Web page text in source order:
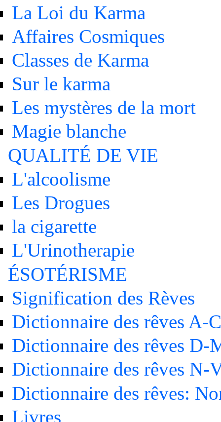
La Loi du Karma
Affaires Cosmiques
Classes de Karma
Sur le karma
Les mystères de la mort
Magie blanche
QUALITÉ DE VIE
L'alcoolisme
Les Drogues
la cigarette
L'Urinotherapie
ÉSOTÉRISME
Signification des Rèves
Dictionnaire des rêves A-C
Dictionnaire des rêves D-
Dictionnaire des rêves N-
Dictionnaire des rêves:
Livres